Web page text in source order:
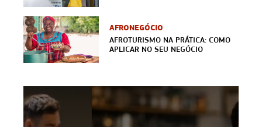
AFRONEGÓCIO
AFROTURISMO NA PRÁTICA: COMO
APLICAR NO SEU NEGÓCIO